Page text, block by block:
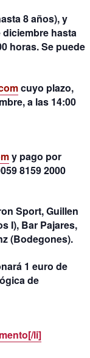
8 años), y
hasta
horas. Se puede
cuyo plazo,
a las 14:00
y pago por
8159 2000
Sport, Guillen
I), Bar Pajares,
(Bodegones).
1 euro de
de
li]